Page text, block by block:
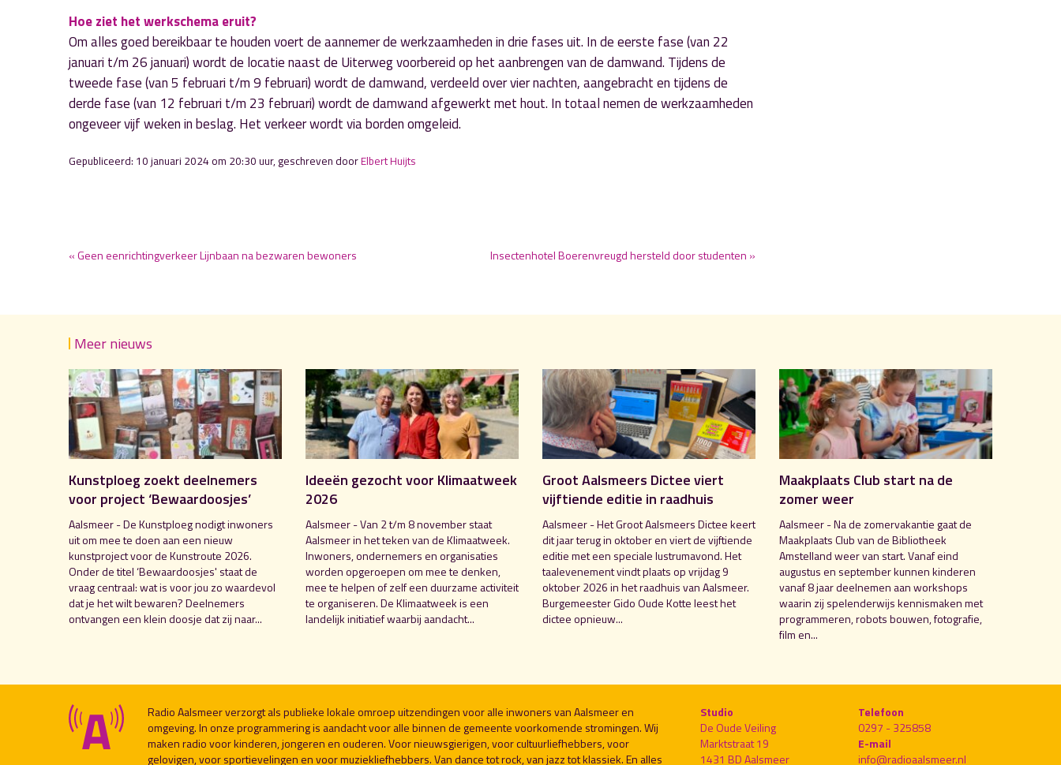
Hoe ziet het werkschema eruit?
Om alles goed bereikbaar te houden voert de aannemer de werkzaamheden in drie fases uit. In de eerste fase (van 22
januari t/m 26 januari) wordt de locatie naast de Uiterweg voorbereid op het aanbrengen van de damwand. Tijdens de
tweede fase (van 5 februari t/m 9 februari) wordt de damwand, verdeeld over vier nachten, aangebracht en tijdens de
derde fase (van 12 februari t/m 23 februari) wordt de damwand afgewerkt met hout. In totaal nemen de werkzaamheden
ongeveer vijf weken in beslag. Het verkeer wordt via borden omgeleid.
Gepubliceerd: 10 januari 2024 om 20:30 uur, geschreven doorElbert Huijts
« Geen eenrichtingverkeer Lijnbaan na bezwaren bewoners Insectenhotel Boerenvreugd hersteld door studenten »
Meer nieuws
Kunstploeg zoekt deelnemers
voor project ‘Bewaardoosjes’
Aalsmeer - De Kunstploeg nodigt inwoners
uit om mee te doen aan een nieuw
kunstproject voor de Kunstroute 2026.
Onder de titel ‘Bewaardoosjes' staat de
vraag centraal: wat is voor jou zo waardevol
dat je het wilt bewaren? Deelnemers
ontvangen een klein doosje dat zij naar...
Ideeën gezocht voor Klimaatweek
2026
Aalsmeer - Van 2 t/m 8 november staat
Aalsmeer in het teken van de Klimaatweek.
Inwoners, ondernemers en organisaties
worden opgeroepen om mee te denken,
mee te helpen of zelf een duurzame activiteit
te organiseren. De Klimaatweek is een
landelijk initiatief waarbij aandacht...
Groot Aalsmeers Dictee viert
vijftiende editie in raadhuis
Aalsmeer - Het Groot Aalsmeers Dictee keert
dit jaar terug in oktober en viert de vijftiende
editie met een speciale lustrumavond. Het
taalevenement vindt plaats op vrijdag 9
oktober 2026 in het raadhuis van Aalsmeer.
Burgemeester Gido Oude Kotte leest het
dictee opnieuw...
Maakplaats Club start na de
zomer weer
Aalsmeer - Na de zomervakantie gaat de
Maakplaats Club van de Bibliotheek
Amstelland weer van start. Vanaf eind
augustus en september kunnen kinderen
vanaf 8 jaar deelnemen aan workshops
waarin zij spelenderwijs kennismaken met
programmeren, robots bouwen, fotografie,
film en...
Radio Aalsmeer verzorgt als publieke lokale omroep uitzendingen voor alle inwoners van Aalsmeer en
omgeving. In onze programmering is aandacht voor alle binnen de gemeente voorkomende stromingen. Wij
maken radio voor kinderen, jongeren en ouderen. Voor nieuwsgierigen, voor cultuurliefhebbers, voor
gelovigen, voor sportievelingen en voor muziekliefhebbers. Van dance tot rock, van jazz tot klassiek. En alles
Studio
De Oude Veiling
Marktstraat 19
1431 BD Aalsmeer
Telefoon
0297 - 325858
E-mail
info@radioaalsmeer.nl